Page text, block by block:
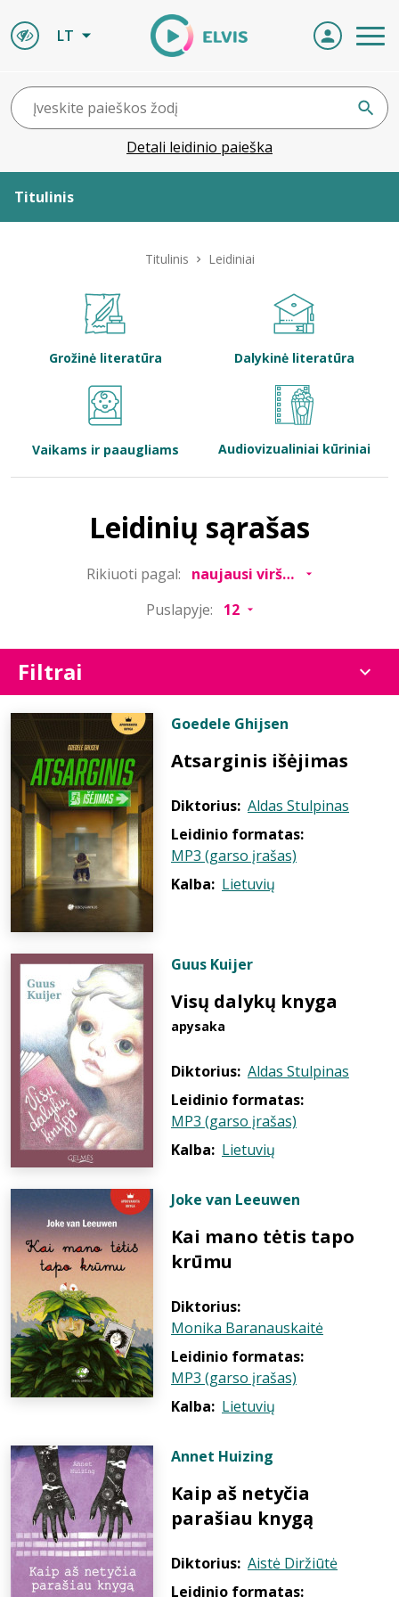
LT
Detali leidinio paieška
Titulinis
Bibliotekoms
Titulinis Leidiniai
Grožinė literatūra Dalykinė literatūra
Vaikams ir paaugliams Audiovizualiniai kūriniai
Leidinių sąrašas
Rikiuoti pagal:
Puslapyje:
Filtrai
Goedele Ghijsen
Atsarginis išėjimas
Diktorius: Aldas Stulpinas
Leidinio formatas:
MP3 (garso įrašas)
Kalba: Lietuvių
Guus Kuijer
Visų dalykų knyga
apysaka
Diktorius: Aldas Stulpinas
Leidinio formatas:
MP3 (garso įrašas)
Kalba: Lietuvių
Joke van Leeuwen
Kai mano tėtis tapo
krūmu
Diktorius:
Monika Baranauskaitė
Leidinio formatas:
MP3 (garso įrašas)
Kalba: Lietuvių
Annet Huizing
Kaip aš netyčia
parašiau knygą
Diktorius: Aistė Diržiūtė
Leidinio formatas: